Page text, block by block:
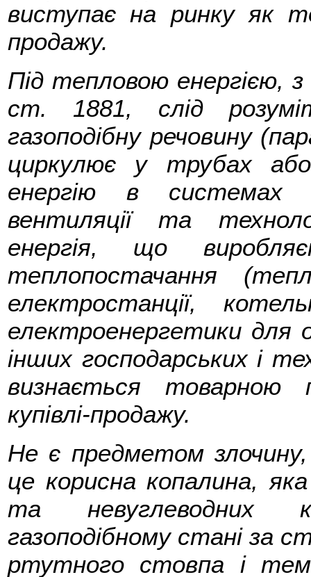
виступає на ринку як
продажу.
Під тепловою енергією, з
ст. 1881, слід
газоподібну речовину
циркулює у трубах
енергію в системах
вентиляції та
енергія, що
теплопостачання
електростанції,
електроенергетики для
інших господарських і
визнається товарною
купівлі-продажу.
Не є предметом
це корисна копалина,
та невуглеводних
газоподібному стані за
ртутного стовпа і